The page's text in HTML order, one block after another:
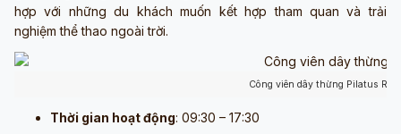
hợp với những du khách muốn kết hợp tham quan và trải
nghiệm thể thao ngoài trời.
Công viên dây thừng Pilatus
Thời gian hoạt động: 09:30 – 17:30